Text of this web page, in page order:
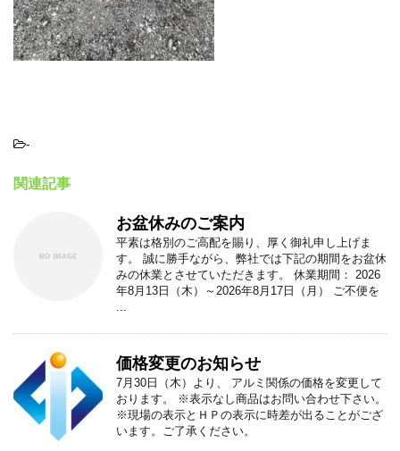
-
関連記事
お盆休みのご案内
平素は格別のご高配を賜り、厚く御礼申し上げま
す。 誠に勝手ながら、弊社では下記の期間をお盆休
みの休業とさせていただきます。 休業期間： 2026
年8月13日（木）～2026年8月17日（月） ご不便を
...
価格変更のお知らせ
7月30日（木）より、 アルミ関係の価格を変更して
おります。 ※表示なし商品はお問い合わせ下さい。
※現場の表示とＨＰの表示に時差が出ることがござ
います。ご了承ください。